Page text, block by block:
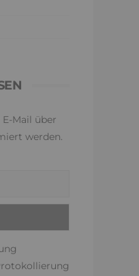
Mail über
werden.